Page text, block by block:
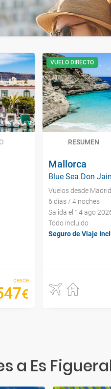
desde
€
VUELO DIRECTO
RESUMEN
Mallorca
Blue Sea Don
Vuelos desde Madrid
6 días / 4 noches
Salida el 14 ago
Todo incluido
Seguro de Viaje
a Es